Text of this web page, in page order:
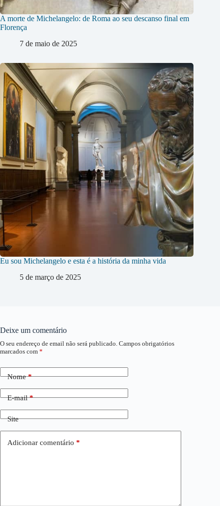
A morte de Michelangelo: de Roma ao seu descanso final em
Florença
7 de maio de 2025
Eu sou Michelangelo e esta é a história da minha vida
5 de março de 2025
Deixe um comentário
O seu endereço de email não será publicado. Campos obrigatórios
marcados com *
Nome*
E-mail*
Site
Adicionar comentário *